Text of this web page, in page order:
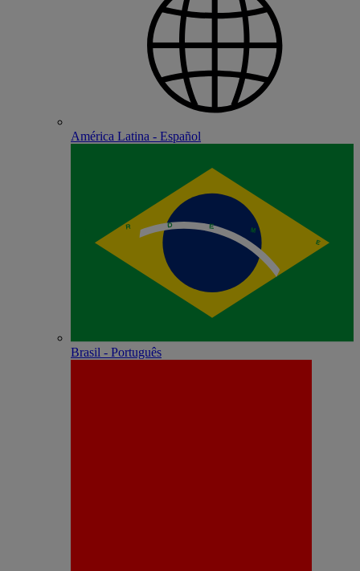
América Latina - Español
Brasil - Português